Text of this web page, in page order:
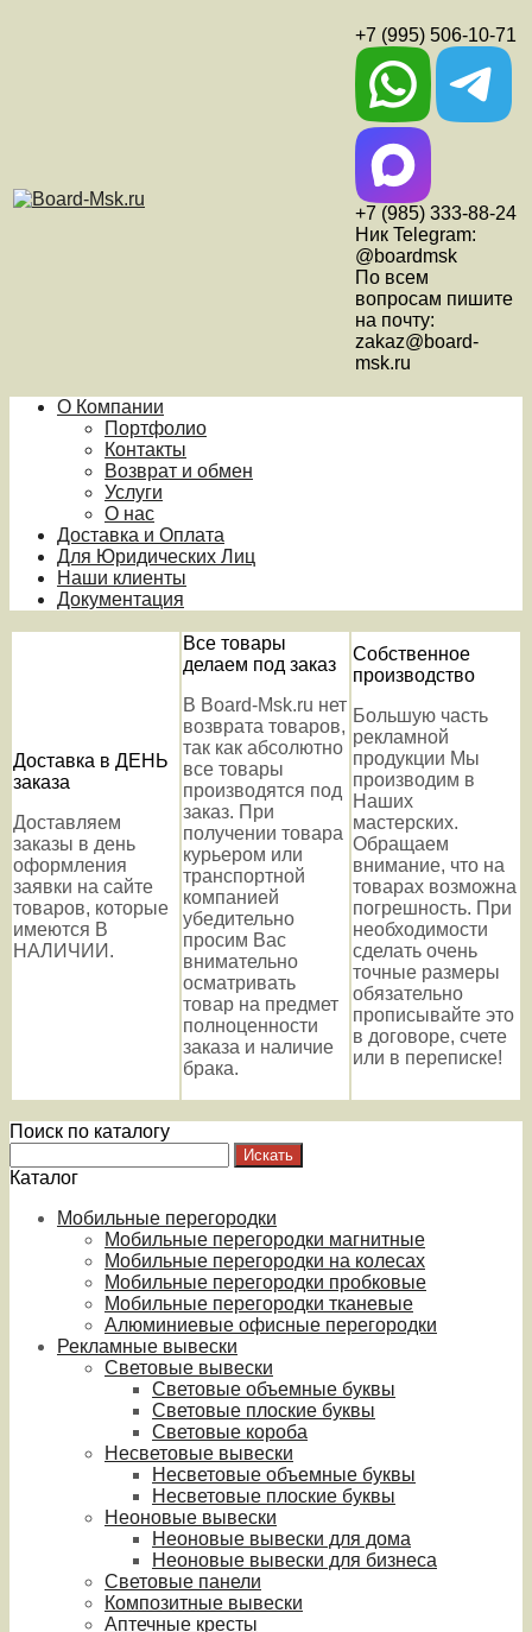
+7 (995) 506-10-71
+7 (985) 333-88-24
Ник Telegram:
@boardmsk
По всем
вопросам пишите
на почту:
zakaz@board-
msk.ru
О Компании
Портфолио
Контакты
Возврат и обмен
Услуги
О нас
Доставка и Оплата
Для Юридических Лиц
Наши клиенты
Документация
Доставка в ДЕНЬ
заказа
Доставляем
заказы в день
оформления
заявки на сайте
товаров, которые
имеются В
НАЛИЧИИ.
Все товары
делаем под заказ
В Board-Msk.ru нет
возврата товаров,
так как абсолютно
все товары
производятся под
заказ. При
получении товара
курьером или
транспортной
компанией
убедительно
просим Вас
внимательно
осматривать
товар на предмет
полноценности
заказа и наличие
брака.
Собственное
производство
Большую часть
рекламной
продукции Мы
производим в
Наших
мастерских.
Обращаем
внимание, что на
товарах возможна
погрешность. При
необходимости
сделать очень
точные размеры
обязательно
прописывайте это
в договоре, счете
или в переписке!
Поиск по каталогу
Каталог
Мобильные перегородки
Мобильные перегородки магнитные
Мобильные перегородки на колесах
Мобильные перегородки пробковые
Мобильные перегородки тканевые
Алюминиевые офисные перегородки
Рекламные вывески
Световые вывески
Световые объемные буквы
Световые плоские буквы
Световые короба
Несветовые вывески
Несветовые объемные буквы
Несветовые плоские буквы
Неоновые вывески
Неоновые вывески для дома
Неоновые вывески для бизнеса
Световые панели
Композитные вывески
Аптечные кресты